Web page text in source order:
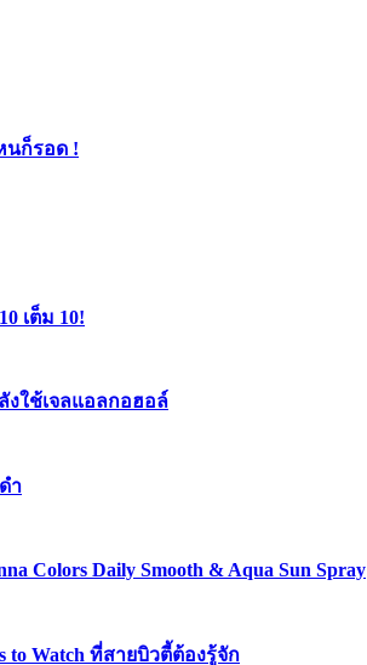
นก็รอด !
เต็ม 10!
งใช้เจลแอลกอฮอล์
ำ
Colors Daily Smooth & Aqua Sun Spray
to Watch ที่สายบิวตี้ต้องรู้จัก